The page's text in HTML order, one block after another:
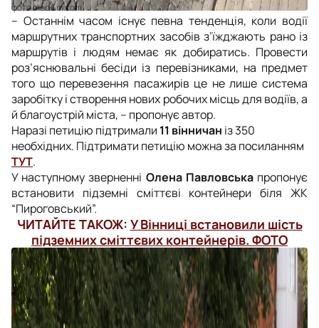
фото medium.com
– Останнім часом існує певна тенденція, коли водії
маршрутних транспортних засобів з’їжджають рано із
маршрутів і людям немає як добиратись. Провести
роз’яснювальні бесіди із перевізниками, на предмет
того що перевезення пасажирів це не лише система
заробітку і створення нових робочих місць для водіїв, а
й благоустрій міста, – пропонує автор.
Наразі петицію підтримали 11 вінничан із 350
необхідних. Підтримати петицію можна за посиланням
ТУТ.
У наступному зверненні Олена Павловськапропонує
встановити підземні сміттєві контейнери біля ЖК
“Пироговський”.
ЧИТАЙТЕ ТАКОЖ: У Вінниці встановили шість
підземних сміттєвих контейнерів. ФОТО